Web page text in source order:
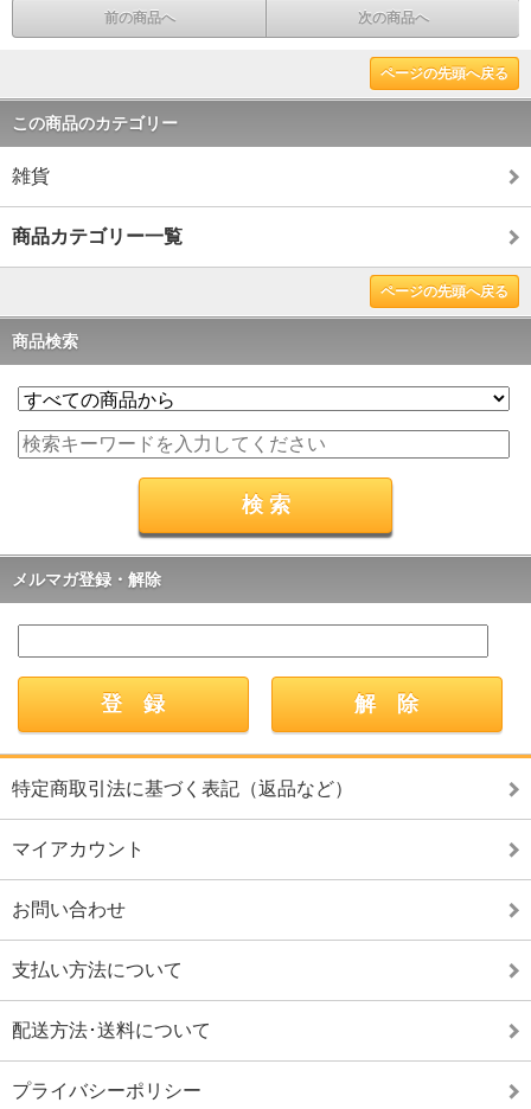
前の商品へ 次の商品へ
ページの先頭へ戻る
この商品のカテゴリー
雑貨
商品カテゴリー一覧
ページの先頭へ戻る
商品検索
メルマガ登録・解除
特定商取引法に基づく表記（返品など）
マイアカウント
お問い合わせ
支払い方法について
配送方法･送料について
プライバシーポリシー